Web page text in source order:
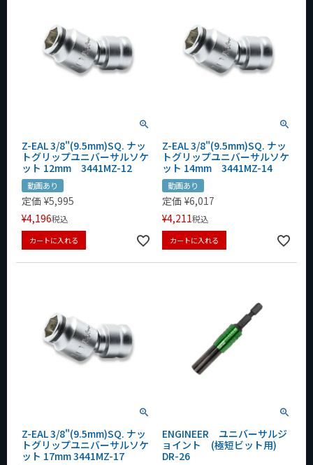
Z-EAL 3/8"(9.5mm)SQ. ナッ
トグリップユニバーサルソケ
ット 12mm 3441MZ-12
動画あり
定価 ¥5,995
¥4,196税込
カートに入れる
Z-EAL 3/8"(9.5mm)SQ. ナッ
トグリップユニバーサルソケ
ット 14mm 3441MZ-14
動画あり
定価 ¥6,017
¥4,211税込
カートに入れる
Z-EAL 3/8"(9.5mm)SQ. ナッ
トグリップユニバーサルソケ
ット 17mm 3441MZ-17
ENGINEER ユニバーサルジ
ョイント (極短ビット用)
DR-26